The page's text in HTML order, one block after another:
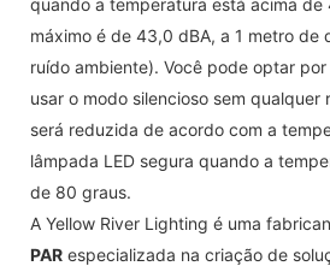
máximo é de 43,0 dBA, a 1 metro de
ruído ambiente). Você pode optar
usar o modo silencioso sem qualquer
será reduzida de acordo com a
lâmpada LED segura quando a
de 80 graus.
A Yellow River Lighting é uma
PAR especializada na criação de